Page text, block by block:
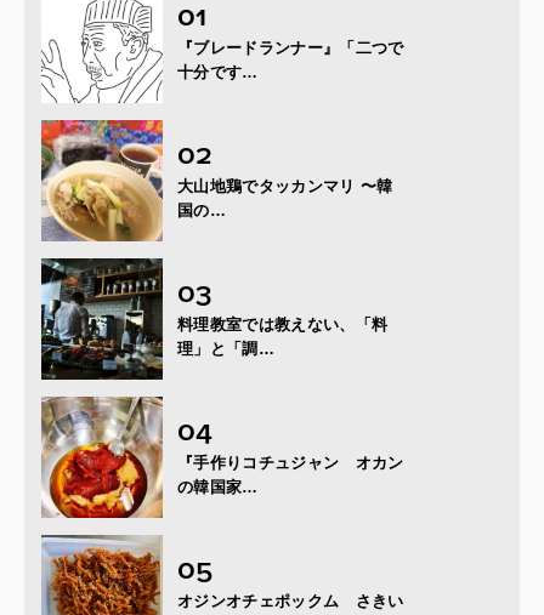
『ブレードランナー』「二つで
十分です…
大山地鶏でタッカンマリ 〜韓
国の…
料理教室では教えない、「料
理」と「調…
『手作りコチュジャン オカン
の韓国家…
オジンオチェポックム さきい